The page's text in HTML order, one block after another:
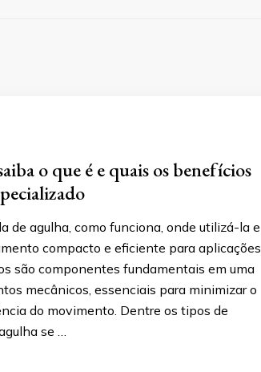
o que é e quais os benefícios
de agulha, como funciona, onde utilizá-la e
compacto e eficiente para aplicações
são componentes fundamentais em uma
mecânicos, essenciais para minimizar o
do movimento. Dentre os tipos de
se …